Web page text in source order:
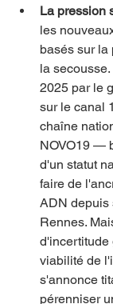
La pression
les
basés sur la
la
2025 par le
sur le canal
chaîne
NOVO19 —
d'un statut
faire de
ADN depuis
Rennes.
d'incertitude
viabilité de
s'annonce
pérenniser